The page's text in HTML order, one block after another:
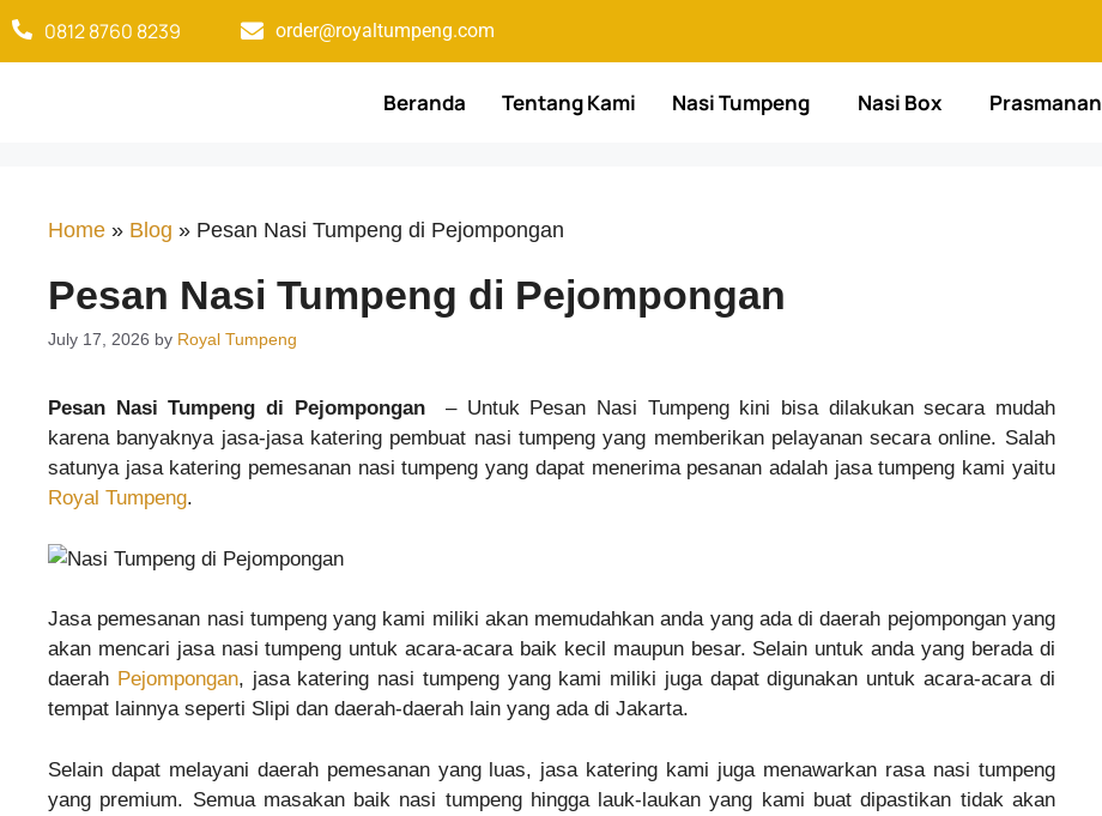
0812 8760 8239​ order@royaltumpeng.com​
Beranda Tentang Kami Nasi Tumpeng Nasi Box Prasmanan
Home » Blog » Pesan Nasi Tumpeng di Pejompongan
Pesan Nasi Tumpeng di Pejompongan
July 17, 2026 by Royal Tumpeng
Pesan Nasi Tumpeng di Pejompongan– Untuk Pesan Nasi Tumpeng kini bisa dilakukan secara mudah
karena banyaknya jasa-jasa katering pembuat nasi tumpeng yang memberikan pelayanan secara online. Salah
satunya jasa katering pemesanan nasi tumpeng yang dapat menerima pesanan adalah jasa tumpeng kami yaitu
Royal Tumpeng.
Jasa pemesanan nasi tumpeng yang kami miliki akan memudahkan anda yang ada di daerah pejompongan yang
akan mencari jasa nasi tumpeng untuk acara-acara baik kecil maupun besar. Selain untuk anda yang berada di
daerah Pejompongan, jasa katering nasi tumpeng yang kami miliki juga dapat digunakan untuk acara-acara di
tempat lainnya seperti Slipi dan daerah-daerah lain yang ada di Jakarta.
Selain dapat melayani daerah pemesanan yang luas, jasa katering kami juga menawarkan rasa nasi tumpeng
yang premium. Semua masakan baik nasi tumpeng hingga lauk-laukan yang kami buat dipastikan tidak akan